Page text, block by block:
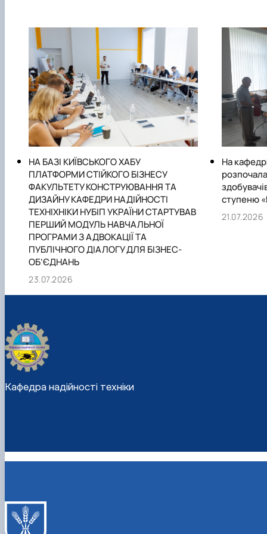
НА БАЗІ КИЇВСЬКОГО ХАБУ
ПЛАТФОРМИ СТІЙКОГО БІЗНЕСУ
ФАКУЛЬТЕТУ КОНСТРУЮВАННЯ ТА
ДИЗАЙНУ КАФЕДРИ НАДІЙНОСТІ
ТЕХНІХНІКИ НУБІП УКРАЇНИ СТАРТУВАВ
ПЕРШИЙ МОДУЛЬ НАВЧАЛЬНОЇ
ПРОГРАМИ З АДВОКАЦІЇ ТА
ПУБЛІЧНОГО ДІАЛОГУ ДЛЯ БІЗНЕС-
ОБ’ЄДНАНЬ
23.07.2026
На
ступеню
21.07.2026
Кафедра надійності техніки